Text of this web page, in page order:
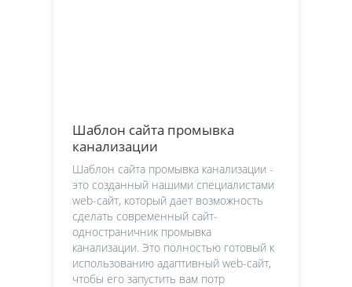
Шаблон сайта промывка
канализации
Шаблон сайта промывка канализации -
это созданный нашими специалистами
web-сайт, который дает возможность
сделать современный сайт-
одностраничник промывка
канализации. Это полностью готовый к
использованию адаптивный web-сайт,
чтобы его запустить вам потр